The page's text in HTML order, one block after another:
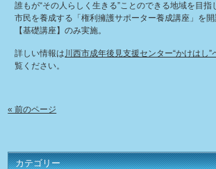
誰もが“その人らしく生きる”ことのできる地域を目指
市民を養成する「権利擁護サポーター養成講座」を
【基礎講座】のみ実施。
詳しい情報は 川西市成年後見支援センター“かけはし”
覧ください。
« 前のページ
カテゴリー